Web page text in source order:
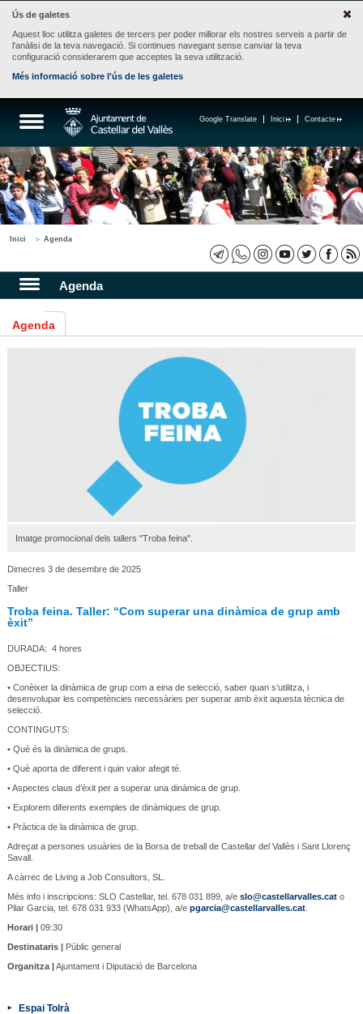
Ús de galetes
Aquest lloc utilitza galetes de tercers per poder millorar els nostres serveis a partir de
l'anàlisi de la teva navegació. Si continues navegant sense canviar la teva
configuració considerarem que acceptes la seva utilització.
Més informació sobre l'ús de les galetes
Contacte
Inici
Google Translate
Inici Agenda
Agenda
Agenda
Imatge promocional dels tallers "Troba feina".
Dimecres 3 de desembre de 2025
Taller
Troba feina. Taller: “Com superar una dinàmica de grup amb
èxit”
DURADA: 4 hores
OBJECTIUS:
• Conèixer la dinàmica de grup com a eina de selecció, saber quan s’utilitza, i
desenvolupar les competències necessàries per superar amb èxit aquesta tècnica de
selecció.
CONTINGUTS:
• Què és la dinàmica de grups.
• Què aporta de diferent i quin valor afegit té.
• Aspectes claus d’èxit per a superar una dinàmica de grup.
• Explorem diferents exemples de dinàmiques de grup.
• Pràctica de la dinàmica de grup.
Adreçat a persones usuàries de la Borsa de treball de Castellar del Vallès i Sant Llorenç
Savall.
A càrrec de Living a Job Consultors, SL.
Més info i inscripcions: SLO Castellar, tel. 678 031 899, a/e slo@castellarvalles.cato
Pilar Garcia, tel. 678 031 933 (WhatsApp), a/e pgarcia@castellarvalles.cat.
Horari |09:30
Destinataris |Públic general
Organitza |Ajuntament i Diputació de Barcelona
Espai Tolrà